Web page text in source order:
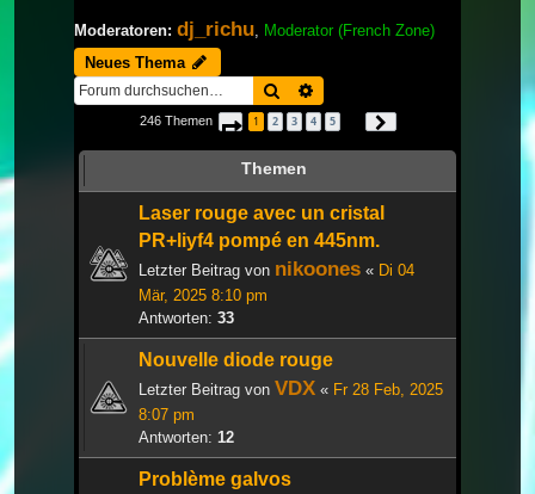
Moderatoren: dj_richu Moderator (French Zone)
Neues Thema
Suche
246 Themen Seite 1von
1 2 3 4 5
Themen
Laser rouge avec un cristal
PR+liyf4 pompé en 445nm.
Letzter Beitrag von nikoones « Di 04
Mär, 2025 8:10 pm
Antworten: 33
Nouvelle diode rouge
Letzter Beitrag von VDX « Fr 28 Feb, 2025
8:07 pm
Antworten: 12
Problème galvos